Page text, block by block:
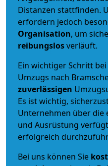
Distanzen stattfinden.
erfordern jedoch
Organisation, um
reibungslosverläuft.
Ein wichtiger Schritt
Umzugs nach
zuverlässigen
Es ist wichtig,
Unternehmen über
und Ausrüstung
erfolgreich
Bei uns können Sie